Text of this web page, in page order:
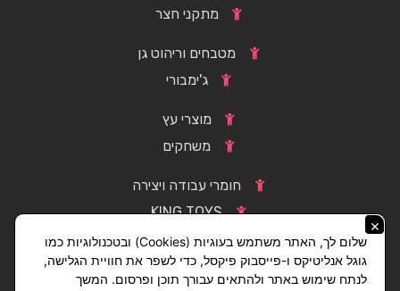
מתקני חצר
מטבחים וריהוט גן
ג'ימבורי
מוצרי עץ
משחקים
חומרי עבודה ויצירה
KING TOYS
×
שלום לך, האתר משתמש בעוגיות (Cookies) ובטכנולוגיות כמו
גוגל אנליטיקס ו-פייסבוק פיקסל, כדי לשפר את חוויית הגלישה,
לנתח שימוש באתר ולהתאים עבורך תוכן ופרסום. המשך